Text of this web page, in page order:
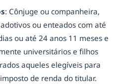
: Cônjuge ou companheira,
ou enteados com até
ou até 24 anos 11 meses e
universitários e filhos
aqueles elegíveis para
de renda do titular.